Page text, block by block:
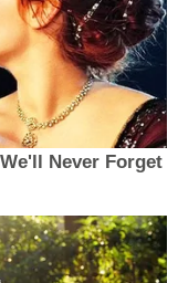
Never Forget